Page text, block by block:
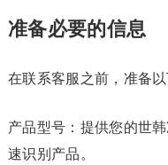
准备必要的信息
在联系客服之前，准备
产品型号：提供您的世
速识别产品。